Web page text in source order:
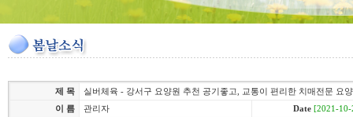
제 목
실버체육 - 강서구 요양원 추천 공기좋고, 교통이 편리한 치매전문 요
이 름
관리자 Date [2021-10-